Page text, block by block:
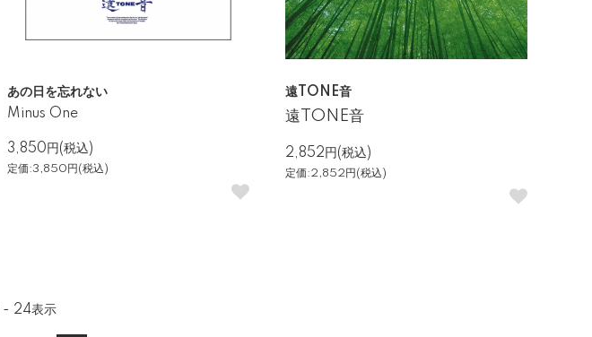
あの日を忘れない
Minus One
3,850円(税込)
定価:3,850円(税込)
遠TONE音
遠TONE音
2,852円(税込)
定価:2,852円(税込)
1 - 24表示